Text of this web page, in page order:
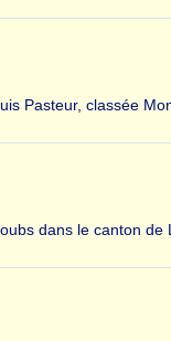
Pasteur, classée
dans le canton